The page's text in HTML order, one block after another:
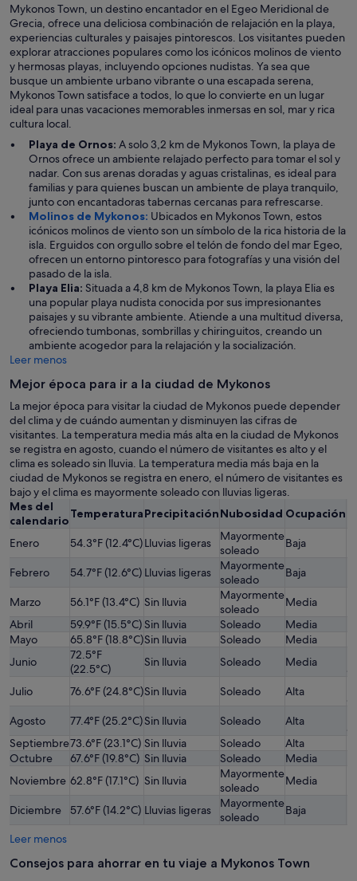
Mykonos Town, un destino encantador en el Egeo Meridional de
Grecia, ofrece una deliciosa combinación de relajación en la playa,
experiencias culturales y paisajes pintorescos. Los visitantes pueden
explorar atracciones populares como los icónicos molinos de viento
y hermosas playas, incluyendo opciones nudistas. Ya sea que
busque un ambiente urbano vibrante o una escapada serena,
Mykonos Town satisface a todos, lo que lo convierte en un lugar
ideal para unas vacaciones memorables inmersas en sol, mar y rica
cultura local.
Playa de Ornos: A solo 3,2 km de Mykonos Town, la playa de
Ornos ofrece un ambiente relajado perfecto para tomar el sol y
nadar. Con sus arenas doradas y aguas cristalinas, es ideal para
familias y para quienes buscan un ambiente de playa tranquilo,
junto con encantadoras tabernas cercanas para refrescarse.
Molinos de Mykonos: Ubicados en Mykonos Town, estos
icónicos molinos de viento son un símbolo de la rica historia de la
isla. Erguidos con orgullo sobre el telón de fondo del mar Egeo,
ofrecen un entorno pintoresco para fotografías y una visión del
pasado de la isla.
Playa Elia: Situada a 4,8 km de Mykonos Town, la playa Elia es
una popular playa nudista conocida por sus impresionantes
paisajes y su vibrante ambiente. Atiende a una multitud diversa,
ofreciendo tumbonas, sombrillas y chiringuitos, creando un
ambiente acogedor para la relajación y la socialización.
Leer menos
Mejor época para ir a la ciudad de Mykonos
La mejor época para visitar la ciudad de Mykonos puede depender
del clima y de cuándo aumentan y disminuyen las cifras de
visitantes. La temperatura media más alta en la ciudad de Mykonos
se registra en agosto, cuando el número de visitantes es alto y el
clima es soleado sin lluvia. La temperatura media más baja en la
ciudad de Mykonos se registra en enero, el número de visitantes es
bajo y el clima es mayormente soleado con lluvias ligeras.
Mes del
calendarioTemperaturaPrecipitaciónNubosidad Ocupación
Enero 54.3°F (12.4°C)Lluvias ligeras
Mayormente
soleado
Baja
Febrero
54.7°F (12.6°C) Lluvias ligeras
Mayormente
soleado
Baja
Marzo
56.1°F (13.4°C) Sin lluvia
Mayormente
soleado
Media
Abril
59.9°F (15.5°C) Sin lluvia Soleado Media
Mayo
65.8°F (18.8°C)Sin lluvia Soleado Media
Junio
72.5°F
(22.5°C)
Sin lluvia Soleado Media
Julio
76.6°F (24.8°C)Sin lluvia Soleado Alta
Agosto
77.4°F (25.2°C)Sin lluvia Soleado Alta
Septiembre73.6°F (23.1°C) Sin lluvia Soleado Alta
Octubre
67.6°F (19.8°C) Sin lluvia Soleado Media
Noviembre 62.8°F (17.1°C) Sin lluvia
Mayormente
soleado
Media
Diciembre 57.6°F (14.2°C) Lluvias ligeras
Mayormente
soleado
Baja
Leer menos
Consejos para ahorrar en tu viaje a Mykonos Town